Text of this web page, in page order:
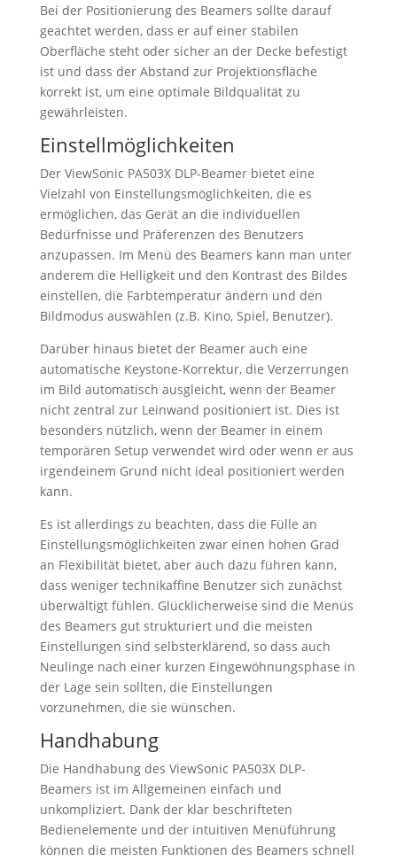
Bei der Positionierung des Beamers sollte darauf
geachtet werden, dass er auf einer stabilen
Oberfläche steht oder sicher an der Decke befestigt
ist und dass der Abstand zur Projektionsfläche
korrekt ist, um eine optimale Bildqualität zu
gewährleisten.
Einstellmöglichkeiten
Der ViewSonic PA503X DLP-Beamer bietet eine
Vielzahl von Einstellungsmöglichkeiten, die es
ermöglichen, das Gerät an die individuellen
Bedürfnisse und Präferenzen des Benutzers
anzupassen. Im Menü des Beamers kann man unter
anderem die Helligkeit und den Kontrast des Bildes
einstellen, die Farbtemperatur ändern und den
Bildmodus auswählen (z.B. Kino, Spiel, Benutzer).
Darüber hinaus bietet der Beamer auch eine
automatische Keystone-Korrektur, die Verzerrungen
im Bild automatisch ausgleicht, wenn der Beamer
nicht zentral zur Leinwand positioniert ist. Dies ist
besonders nützlich, wenn der Beamer in einem
temporären Setup verwendet wird oder wenn er aus
irgendeinem Grund nicht ideal positioniert werden
kann.
Es ist allerdings zu beachten, dass die Fülle an
Einstellungsmöglichkeiten zwar einen hohen Grad
an Flexibilität bietet, aber auch dazu führen kann,
dass weniger technikaffine Benutzer sich zunächst
überwältigt fühlen. Glücklicherweise sind die Menüs
des Beamers gut strukturiert und die meisten
Einstellungen sind selbsterklärend, so dass auch
Neulinge nach einer kurzen Eingewöhnungsphase in
der Lage sein sollten, die Einstellungen
vorzunehmen, die sie wünschen.
Handhabung
Die Handhabung des ViewSonic PA503X DLP-
Beamers ist im Allgemeinen einfach und
unkompliziert. Dank der klar beschrifteten
Bedienelemente und der intuitiven Menüführung
können die meisten Funktionen des Beamers schnell